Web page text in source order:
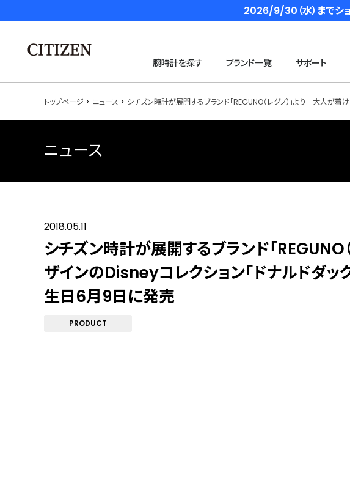
2026/9/30（水）までシ
腕時計を探す ブランド一覧 サポート
トップページ ニュース シチズン時計が展開するブランド「REGUNO（レグノ）」より 大人が
ニュース
2018.05.11
シチズン時計が展開するブランド「
ザインのDisneyコレクション「ドナルドダッ
生日6月9日に発売
PRODUCT